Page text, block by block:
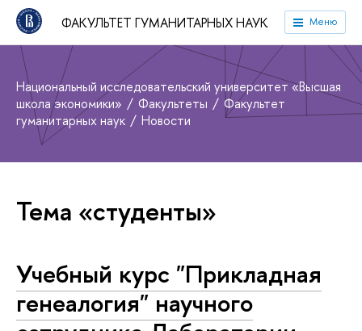
ФАКУЛЬТЕТ ГУМАНИТАРНЫХ НАУК Меню
Национальный исследовательский университет «Высшая
школа экономики»
Факультеты
Факультет
гуманитарных наук
Новости
Тема «студенты»
Учебный курс "Прикладная
генеалогия" научного